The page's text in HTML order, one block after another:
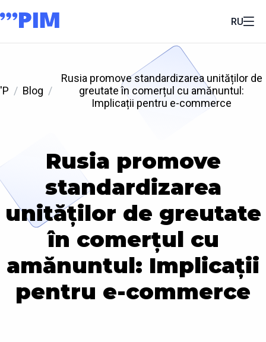
RU
'P Blog
Rusia promove standardizarea unităților de
greutate în comerțul cu amănuntul:
Implicații pentru e-commerce
Rusia promove
standardizarea
unităților de greutate
în comerțul cu
amănuntul: Implicații
pentru e-commerce